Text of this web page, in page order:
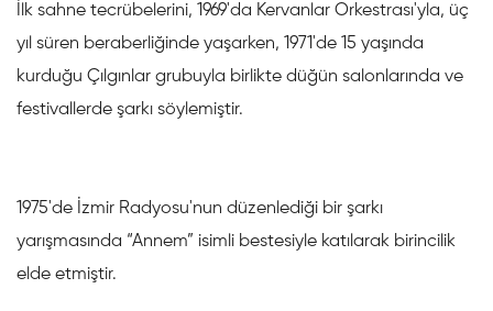
İlk sahne tecrübelerini, 1969'da Kervanlar Orkestrası'yla, üç
yıl süren beraberliğinde yaşarken, 1971'de 15 yaşında
kurduğu Çılgınlar grubuyla birlikte düğün salonlarında ve
festivallerde şarkı söylemiştir.
1975'de İzmir Radyosu'nun düzenlediği bir şarkı
yarışmasında “Annem” isimli bestesiyle katılarak birincilik
elde etmiştir.